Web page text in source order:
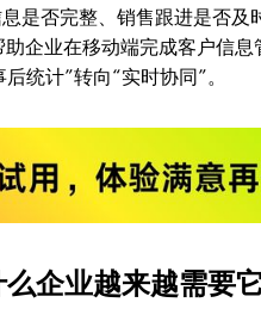
是否完整、销售跟进是否
助企业在移动端完成客户信
统计”转向“实时协同”。
企业越来越需要它